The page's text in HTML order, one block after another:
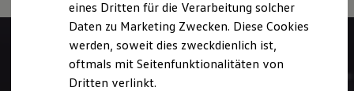
Räder und Reifen
Pannen- und Unfallhilfe
Economy Service
Volkswagen Teile
Zubehör
Modellspezifisches Zubehör
eines Dritten für die Verarbeitung solcher
Daten zu Marketing Zwecken. Diese Cookies
werden, soweit dies zweckdienlich ist,
oftmals mit Seitenfunktionalitäten von
Dritten verlinkt.